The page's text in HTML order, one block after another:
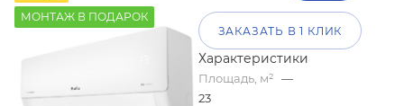
МОНТАЖ В ПОДАРОК
ЗАКАЗАТЬ В 1 КЛИК
Характеристики
Площадь, м² —
23